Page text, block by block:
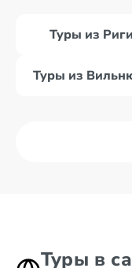
Туры из Риги
Туры из
Туры в